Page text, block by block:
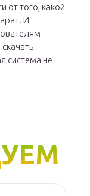
от того, какой
И
система не